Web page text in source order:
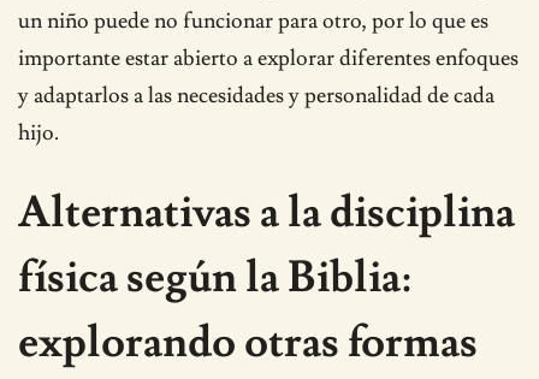
un niño puede no funcionar para otro, por lo que es
importante estar abierto a explorar diferentes enfoques
y adaptarlos a las necesidades y personalidad de cada
hijo.
Alternativas a la disciplina
física según la Biblia:
explorando otras formas